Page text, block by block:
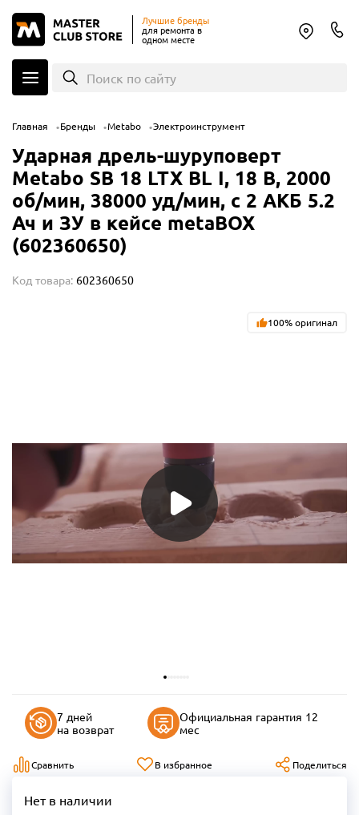
Лучшие бренды
для ремонта в
одном месте
Поиск по сайту
Главная Бренды Metabo Электроинструмент
Ударная дрель-шуруповерт
Metabo SB 18 LTX BL I, 18 В, 2000
об/мин, 38000 уд/мин, с 2 АКБ 5.2
Ач и ЗУ в кейсе metaBOX
(602360650)
Код товара: 602360650
100% оригинал
7 дней
на возврат
Официальная гарантия 12
мес
Сравнить В избранное Поделиться
Нет в наличии